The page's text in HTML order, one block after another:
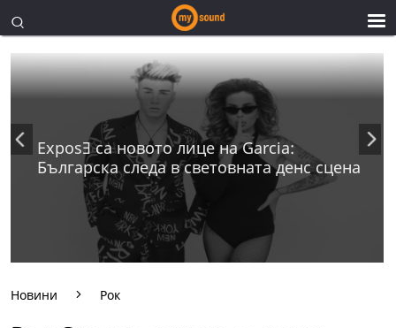
ExposƎ са новото лице на Garcia:
Българска следа в световната денс сцена
Новини Рок